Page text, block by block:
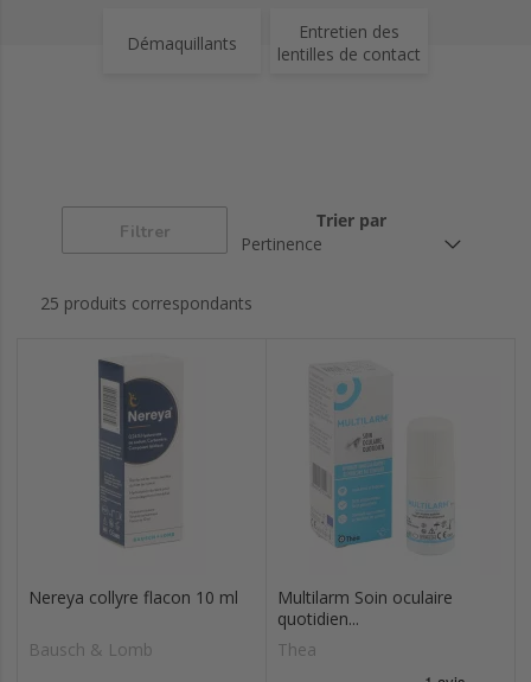
Démaquillants
Entretien des
lentilles de contact
Filtrer
Trier par
25 produits correspondants
Nereya collyre flacon 10 ml
Bausch & Lomb
Multilarm Soin oculaire
quotidien...
Thea